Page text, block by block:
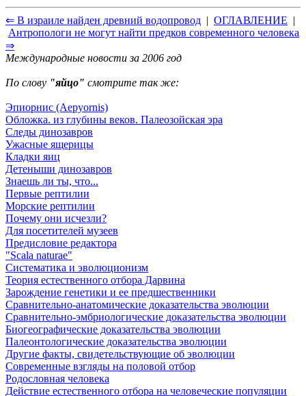
⇐ В израиле найден древний водопровод | ОГЛАВЛЕНИЕ |
Антропологи не могут найти предков современного человека
⇒
Международные новости за 2006 год
По слову "яйцо" смотрите так же:
Эпиорнис (Aepyornis)
Обложка. из глубины веков. Палеозойская эра
Следы динозавров
Ужасные ящерицы
Кладки яиц
Детеныши динозавров
Знаешь ли ты, что...
Первые рептилии
Морские рептилии
Почему они исчезли?
Для посетителей музеев
Предисловие редактора
"Scala naturae"
Систематика и эволюционизм
Теория естественного отбора Дарвина
Зарождение генетики и ее предшественники
Сравнительно-анатомические доказательства эволюции
Сравнительно-эмбриологические доказательства эволюции
Биогеографические доказательства эволюции
Палеонтологические доказательства эволюции
Другие факты, свидетельствующие об эволюции
Современные взгляды на половой отбор
Родословная человека
Действие естественного отбора на человеческие популяции